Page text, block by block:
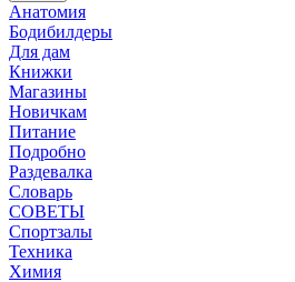
Анатомия
Бодибилдеры
Для дам
Книжки
Магазины
Новичкам
Питание
Подробно
Раздевалка
Словарь
СОВЕТЫ
Спортзалы
Техника
Химия